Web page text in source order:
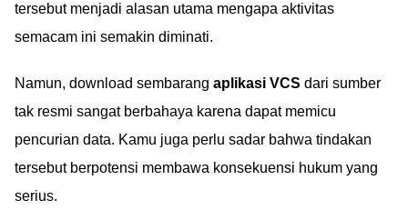
tersebut menjadi alasan utama mengapa aktivitas
semacam ini semakin diminati.
Namun, download sembarang aplikasi VCS dari sumber
tak resmi sangat berbahaya karena dapat memicu
pencurian data. Kamu juga perlu sadar bahwa tindakan
tersebut berpotensi membawa konsekuensi hukum yang
serius.